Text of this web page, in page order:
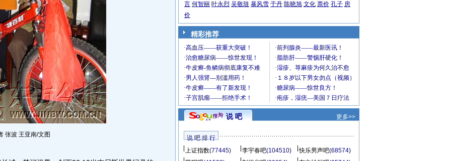
张波 王亚南/文图
言 何智丽 叶永烈 吴敬琏 暴风雪 于丹 陈晓旭 文化 票价 孔子 房
价
精彩推荐
说 吧 更多>>
说 吧 排 行
上证指数(77445) 李宇春吧(104510) 快乐男声吧(68574)